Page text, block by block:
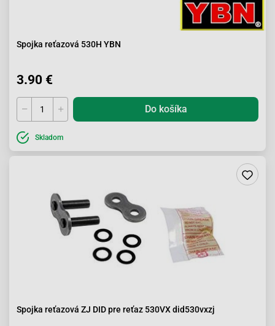
Spojka reťazová 530H YBN
3.90 €
Do košíka
Skladom
Spojka reťazová ZJ DID pre reťaz 530VX did530vxzj